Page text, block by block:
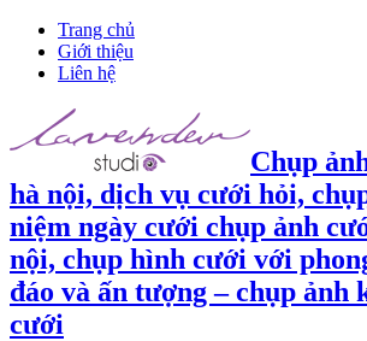
Trang chủ
Giới thiệu
Liên hệ
Chụp
hà nội, dịch vụ cưới hỏi,
niệm ngày cưới chụp ảnh
nội, chụp hình cưới với
đáo và ấn tượng – chụp ảnh
cưới